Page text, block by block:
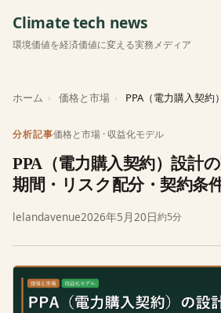
Climate tech news
環境価値を経済価値に変える実務メディア
ホーム 価格と市場 PPA（電力購入契約）設計の実務 —
分析記事価格と市場· 収益化モデル
PPA（電力購入契約）設計
期間・リスク配分・契約条
lelandavenue2026年5月20日約5分